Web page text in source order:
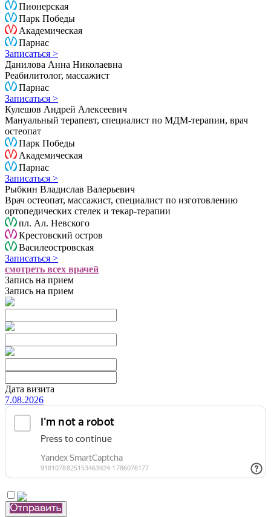
Пионерская
Парк Победы
Академическая
Парнас
Записаться >
Данилова Анна Николаевна
Реабилитолог, массажист
Парнас
Записаться >
Кулешов Андрей Алексеевич
Мануальный терапевт, специалист по МДМ-терапии, врач
остеопат
Парк Победы
Академическая
Парнас
Записаться >
Рыбкин Владислав Валерьевич
Врач остеопат, массажист, специалист по изготовлению
ортопедических стелек и текар-терапии
пл. Ал. Невского
Крестовский остров
Василеостровская
Записаться >
смотреть всех врачей
Запись на прием
Запись на прием
Дата визита
7.08.2026